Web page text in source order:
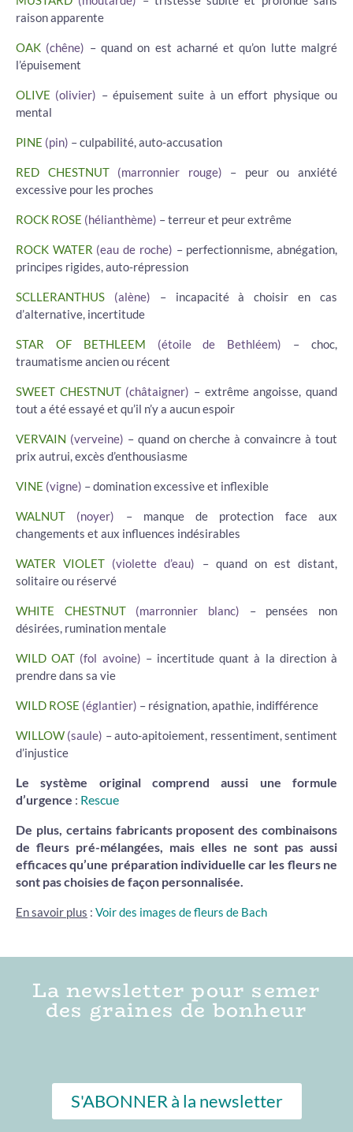
raison apparente
OAK (chêne) – quand on est acharné et qu’on lutte malgré
l’épuisement
OLIVE (olivier) – épuisement suite à un effort physique ou
mental
PINE (pin) – culpabilité, auto-accusation
RED CHESTNUT (marronnier rouge) – peur ou anxiété
excessive pour les proches
ROCK ROSE (hélianthème) – terreur et peur extrême
ROCK WATER (eau de roche) – perfectionnisme, abnégation,
principes rigides, auto-répression
SCLLERANTHUS (alène) – incapacité à choisir en cas
d’alternative, incertitude
STAR OF BETHLEEM (étoile de Bethléem) – choc,
traumatisme ancien ou récent
SWEET CHESTNUT (châtaigner) – extrême angoisse, quand
tout a été essayé et qu’il n’y a aucun espoir
VERVAIN (verveine) – quand on cherche à convaincre à tout
prix autrui, excès d’enthousiasme
VINE (vigne) – domination excessive et inflexible
WALNUT (noyer) – manque de protection face aux
changements et aux influences indésirables
WATER VIOLET (violette d’eau) – quand on est distant,
solitaire ou réservé
WHITE CHESTNUT (marronnier blanc) – pensées non
désirées, rumination mentale
WILD OAT (fol avoine) – incertitude quant à la direction à
prendre dans sa vie
WILD ROSE (églantier) – résignation, apathie, indifférence
WILLOW (saule) – auto-apitoiement, ressentiment, sentiment
d’injustice
Le système original comprend aussi une
formule
d’urgence : Rescue
De plus, certains fabricants proposent des combinaisons
de fleurs pré-mélangées, mais elles ne sont pas aussi
efficaces qu’une préparation individuelle car les fleurs ne
sont pas choisies de façon personnalisée.
En savoir plus : Voir des images de fleurs de Bach
La newsletter pour semer
des graines de bonheur
S'ABONNER à la newsletter